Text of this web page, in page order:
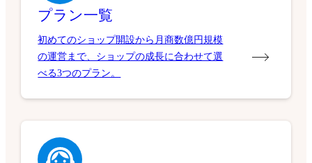
プラン一覧
初めてのショップ開設から月商数億円規模
の運営まで、ショップの成長に合わせて選
べる3つのプラン。